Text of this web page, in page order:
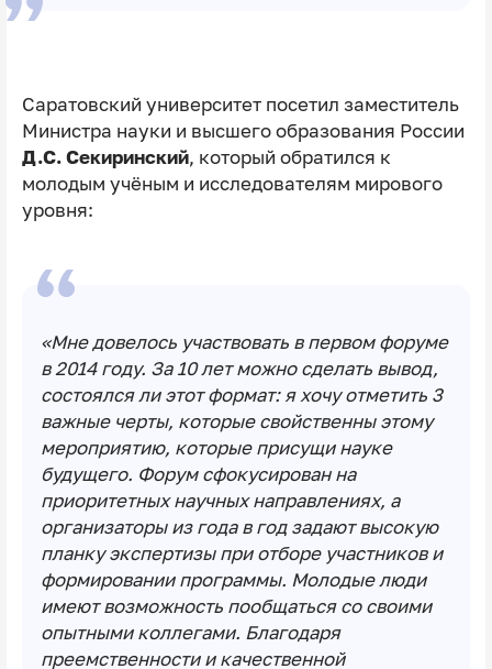
Саратовский университет посетил заместитель
Министра науки и высшего образования России
Д.С. Секиринский, который обратился к
молодым учёным и исследователям мирового
уровня:
«Мне довелось участвовать в первом форуме
в 2014 году. За 10 лет можно сделать вывод,
состоялся ли этот формат: я хочу отметить 3
важные черты, которые свойственны этому
мероприятию, которые присущи науке
будущего. Форум сфокусирован на
приоритетных научных направлениях, а
организаторы из года в год задают высокую
планку экспертизы при отборе участников и
формировании программы. Молодые люди
имеют возможность пообщаться со своими
опытными коллегами. Благодаря
преемственности и качественной